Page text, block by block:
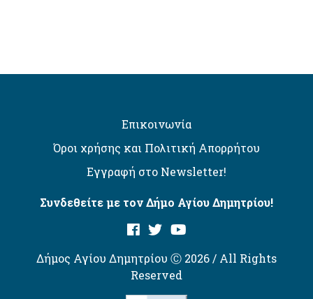
Επικοινωνία
Όροι χρήσης και Πολιτική Απορρήτου
Εγγραφή στο Newsletter!
Συνδεθείτε με τον Δήμο Αγίου Δημητρίου!
Δήμος Αγίου Δημητρίου Ⓒ 2026 / All Rights
Reserved